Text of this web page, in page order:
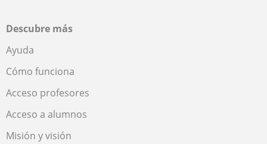
Descubre más
Ayuda
Cómo funciona
Acceso profesores
Acceso a alumnos
Misión y visión